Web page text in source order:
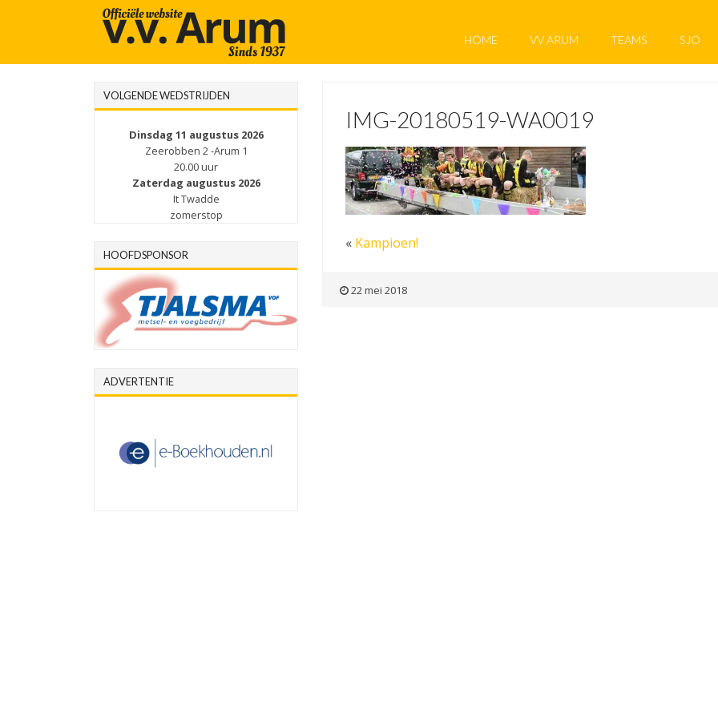
HOME VV ARUM TEAMS SJO
IMG-20180519-WA0019
« Kampioen!
22 mei 2018
VOLGENDE WEDSTRIJDEN
Dinsdag 11 augustus 2026
Zeerobben 2 -Arum 1
20.00 uur
Zaterdag augustus 2026
It Twadde
zomerstop
HOOFDSPONSOR
ADVERTENTIE